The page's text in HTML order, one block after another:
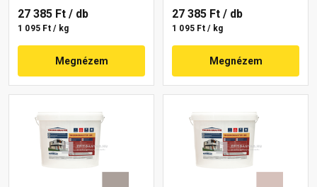
27 385 Ft / db
1 095 Ft / kg
Megnézem
27 385 Ft / db
1 095 Ft / kg
Megnézem